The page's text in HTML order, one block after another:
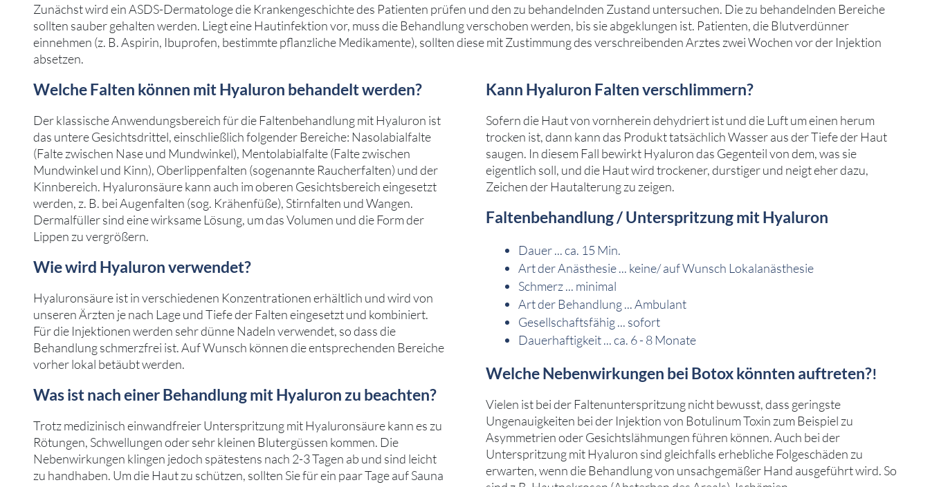
Zunächst wird ein ASDS-Dermatologe die Krankengeschichte des Patienten prüfen und den zu behandelnden Zustand untersuchen. Die zu behandelnden Bereiche
sollten sauber gehalten werden. Liegt eine Hautinfektion vor, muss die Behandlung verschoben werden, bis sie abgeklungen ist. Patienten, die Blutverdünner
einnehmen (z. B. Aspirin, Ibuprofen, bestimmte pflanzliche Medikamente), sollten diese mit Zustimmung des verschreibenden Arztes zwei Wochen vor der Injektion
absetzen.
Welche Falten können mit Hyaluron behandelt werden?
Der klassische Anwendungsbereich für die Faltenbehandlung mit Hyaluron ist
das untere Gesichtsdrittel, einschließlich folgender Bereiche: Nasolabialfalte
(Falte zwischen Nase und Mundwinkel), Mentolabialfalte (Falte zwischen
Mundwinkel und Kinn), Oberlippenfalten (sogenannte Raucherfalten) und der
Kinnbereich. Hyaluronsäure kann auch im oberen Gesichtsbereich eingesetzt
werden, z. B. bei Augenfalten (sog. Krähenfüße), Stirnfalten und Wangen.
Dermalfüller sind eine wirksame Lösung, um das Volumen und die Form der
Lippen zu vergrößern.
Wie wird Hyaluron verwendet?
Hyaluronsäure ist in verschiedenen Konzentrationen erhältlich und wird von
unseren Ärzten je nach Lage und Tiefe der Falten eingesetzt und kombiniert.
Für die Injektionen werden sehr dünne Nadeln verwendet, so dass die
Behandlung schmerzfrei ist. Auf Wunsch können die entsprechenden Bereiche
vorher lokal betäubt werden.
Was ist nach einer Behandlung mit Hyaluron zu beachten?
Trotz medizinisch einwandfreier Unterspritzung mit Hyaluronsäure kann es zu
Rötungen, Schwellungen oder sehr kleinen Blutergüssen kommen. Die
Nebenwirkungen klingen jedoch spätestens nach 2-3 Tagen ab und sind leicht
zu handhaben. Um die Haut zu schützen, sollten Sie für ein paar Tage auf Sauna
Kann Hyaluron Falten verschlimmern?
Sofern die Haut von vornherein dehydriert ist und die Luft um einen herum
trocken ist, dann kann das Produkt tatsächlich Wasser aus der Tiefe der Haut
saugen. In diesem Fall bewirkt Hyaluron das Gegenteil von dem, was sie
eigentlich soll, und die Haut wird trockener, durstiger und neigt eher dazu,
Zeichen der Hautalterung zu zeigen.
Faltenbehandlung / Unterspritzung mit Hyaluron
Dauer ... ca. 15 Min.
Art der Anästhesie ... keine/ auf Wunsch Lokalanästhesie
Schmerz ... minimal
Art der Behandlung ... Ambulant
Gesellschaftsfähig ... sofort
Dauerhaftigkeit ... ca. 6 - 8 Monate
Welche Nebenwirkungen bei Botox könnten auftreten?!
Vielen ist bei der Faltenunterspritzung nicht bewusst, dass geringste
Ungenauigkeiten bei der Injektion von Botulinum Toxin zum Beispiel zu
Asymmetrien oder Gesichtslähmungen führen können. Auch bei der
Unterspritzung mit Hyaluron sind gleichfalls erhebliche Folgeschäden zu
erwarten, wenn die Behandlung von unsachgemäßer Hand ausgeführt wird. So